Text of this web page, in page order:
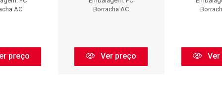
AC
preço
Borracha AC
Ver preço Ver